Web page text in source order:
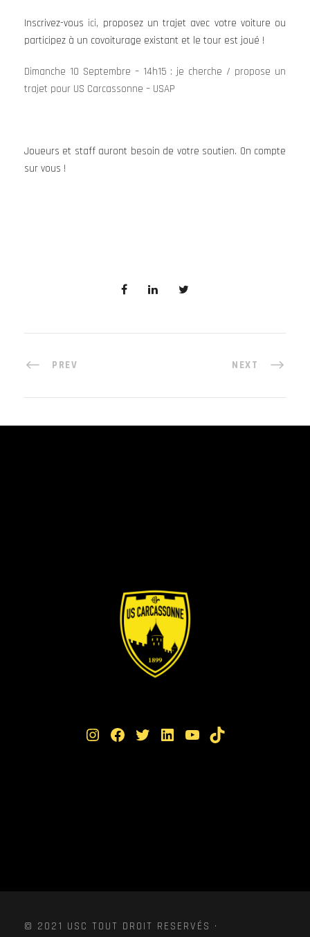
Inscrivez-vous ici, proposez un trajet avec votre voiture ou
participez à un covoiturage existant et le tour est joué !
Dimanche 10 Septembre – 14h15 : je cherche / propose un
trajet pour US Carcassonne – USAP
Joueurs et staff auront besoin de votre soutien. On compte
sur vous !
PREV NEXT
Instagram Facebook Twitter LinkedIn YouTube TikTok
© 2021 USC TOUT DROIT RESERVÉS ·